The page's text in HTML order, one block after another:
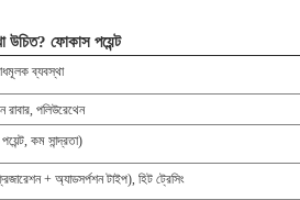
উচিত? ফোকাস পয়েন্ট
ব্যবস্থা
রাবার, পলিউরেথেন
কম সান্দ্রতা)
+ অ্যাডসর্পশন টাইপ), হিট ট্রেসিং